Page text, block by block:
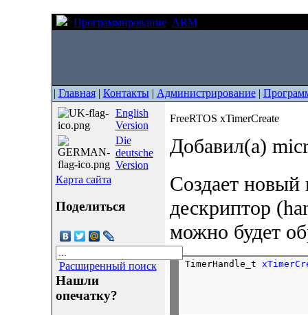
Программирование ARM
| Главная| Контакты| Администрирование|
English
Version
Die
deutsche
Version
Карта сайта
Поделиться
Расширенный поиск
Нашли
опечатку?
FreeRTOS xTimerCreate
Добавил(а)
Создает новый
дескриптор
можно будет
TimerHandle_t